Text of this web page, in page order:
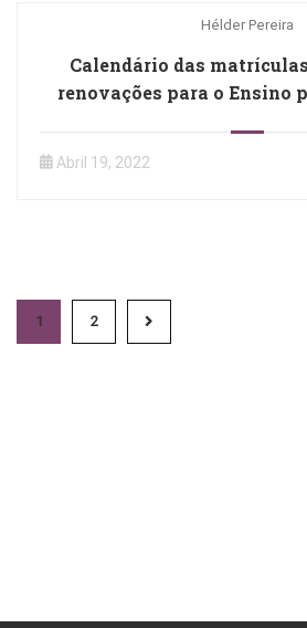
Hélder Pereira
Calendário das
renovações para o Ensino
Abril 19, 2022
1 2